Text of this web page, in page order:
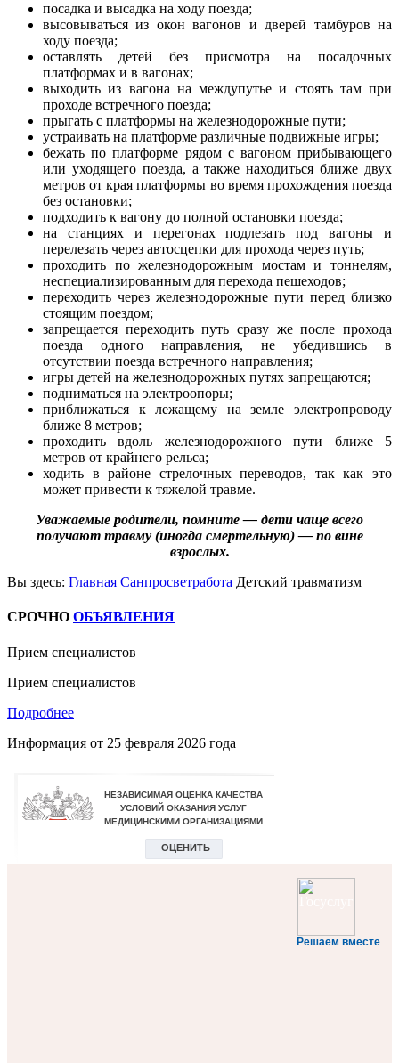
посадка и высадка на ходу поезда;
высовываться из окон вагонов и дверей тамбуров на
ходу поезда;
оставлять детей без присмотра на посадочных
платформах и в вагонах;
выходить из вагона на междупутье и стоять там при
проходе встречного поезда;
прыгать с платформы на железнодорожные пути;
устраивать на платформе различные подвижные игры;
бежать по платформе рядом с вагоном прибывающего
или уходящего поезда, а также находиться ближе двух
метров от края платформы во время прохождения поезда
без остановки;
подходить к вагону до полной остановки поезда;
на станциях и перегонах подлезать под вагоны и
перелезать через автосцепки для прохода через путь;
проходить по железнодорожным мостам и тоннелям,
неспециализированным для перехода пешеходов;
переходить через железнодорожные пути перед близко
стоящим поездом;
запрещается переходить путь сразу же после прохода
поезда одного направления, не убедившись в
отсутствии поезда встречного направления;
игры детей на железнодорожных путях запрещаются;
подниматься на электроопоры;
приближаться к лежащему на земле электропроводу
ближе 8 метров;
проходить вдоль железнодорожного пути ближе 5
метров от крайнего рельса;
ходить в районе стрелочных переводов, так как это
может привести к тяжелой травме.
Уважаемые родители, помните — дети чаще всего
получают травму (иногда смертельную) — по вине
взрослых.
Вы здесь: Главная Санпросветработа Детский травматизм
СРОЧНО ОБЪЯВЛЕНИЯ
Прием специалистов
Прием специалистов
Подробнее
Информация от 25 февраля 2026 года
Решаем вместе